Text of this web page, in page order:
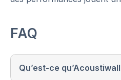
FAQ
Qu’est-ce